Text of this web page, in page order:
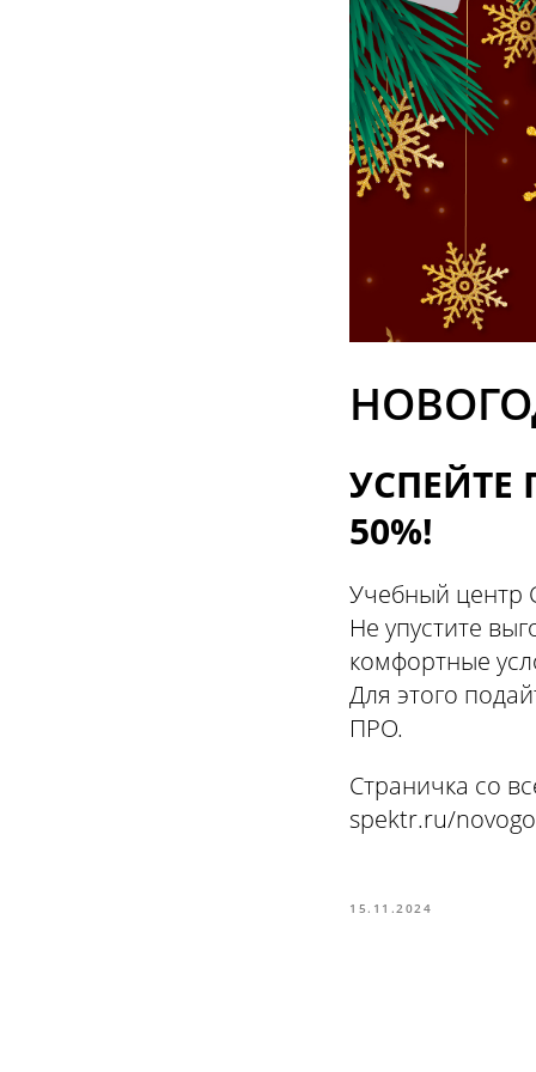
УСПЕЙТЕ
50%!
Учебный центр
Не упустите
комфортные
Для этого
ПРО.
Страничка со
spektr.ru/
15.11.2024